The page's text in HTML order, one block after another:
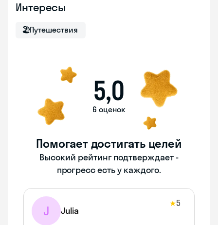
Интересы
🏖Путешествия
5,0
6 оценок
Помогает достигать целей
Высокий рейтинг подтверждает -
прогресс есть у каждого.
J Julia
★5